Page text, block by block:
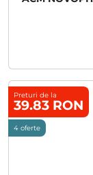
Preturi de la
39.83 RON
4 oferte